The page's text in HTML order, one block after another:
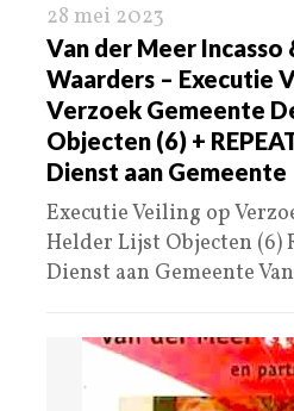
28 mei 2023
Van der Meer Incasso
Waarders – Executie
Verzoek Gemeente
Objecten (6) +
Dienst aan Gemeente
Executie Veiling op
Helder Lijst Objecten (6)
Dienst aan Gemeente Van